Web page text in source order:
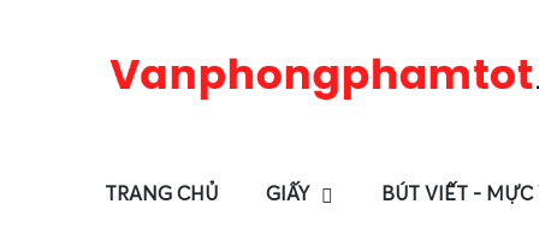
TRANG CHỦ GIẤY BÚT VIẾT - MỰC